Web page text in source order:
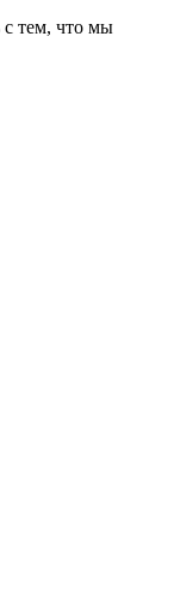
с тем, что мы